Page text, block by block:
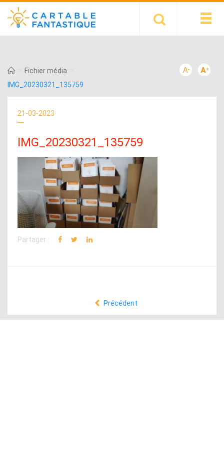
Fichier média
IMG_20230321_135759
21-03-2023
IMG_20230321_135759
Partager :
Précédent